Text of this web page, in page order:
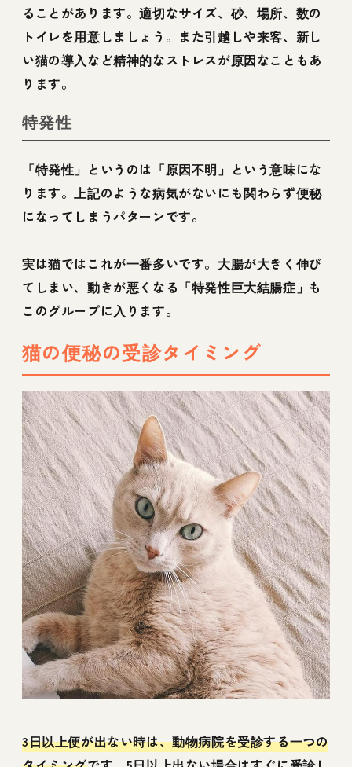
ることがあります。適切なサイズ、砂、場所、数の
トイレを用意しましょう。また引越しや来客、新し
い猫の導入など精神的なストレスが原因なこともあ
ります。
特発性
「特発性」というのは「原因不明」という意味にな
ります。上記のような病気がないにも関わらず便秘
になってしまうパターンです。
実は猫ではこれが一番多いです。大腸が大きく伸び
てしまい、動きが悪くなる「特発性巨大結腸症」も
このグループに入ります。
猫の便秘の受診タイミング
3日以上便が出ない時は、動物病院を受診する一つの